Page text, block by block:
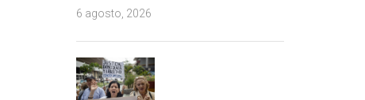
6 agosto, 2026